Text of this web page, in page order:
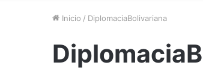
Inicio / DiplomaciaBolivariana